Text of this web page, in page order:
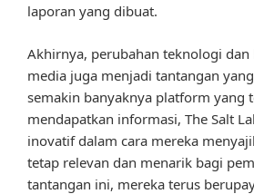
laporan yang dibuat.
Akhirnya, perubahan teknologi dan
media juga menjadi tantangan
semakin banyaknya platform yang
mendapatkan informasi, The Salt
inovatif dalam cara mereka
tetap relevan dan menarik bagi
tantangan ini, mereka terus